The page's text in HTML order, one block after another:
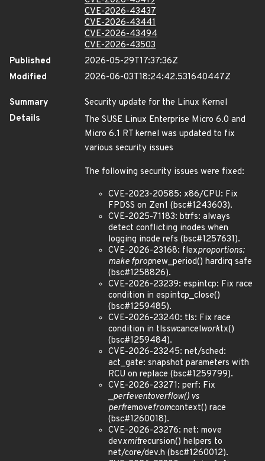
CVE-2026-43437
CVE-2026-43441
CVE-2026-43494
CVE-2026-43503
Published
2026-05-29T17:37:36Z
Modified
2026-06-03T18:24:42.531640447Z
Summary
Security update for the Linux Kernel
Details
The SUSE Linux Enterprise Micro 6.0 and
Micro 6.1 RT kernel was updated to fix
various security issues
The following security issues were fixed:
CVE-2023-20585: x86/CPU: Fix
FPDSS on Zen1 (bsc#1243603).
CVE-2025-71183: btrfs: always
detect conflicting inodes when
logging inode refs (bsc#1257631).
CVE-2026-23168: flexproportions:
make fpropnew_period() hardirq safe
(bsc#1258826).
CVE-2026-23239: espintcp: Fix race
condition in espintcp_close()
(bsc#1259485).
CVE-2026-23240: tls: Fix race
condition in tlsswcancelworktx()
(bsc#1259484).
CVE-2026-23245: net/sched:
act_gate: snapshot parameters with
RCU on replace (bsc#1259799).
CVE-2026-23271: perf: Fix
_perfeventoverflow() vs
perfremovefromcontext() race
(bsc#1260018).
CVE-2026-23276: net: move
devxmitrecursion() helpers to
net/core/dev.h (bsc#1260012).